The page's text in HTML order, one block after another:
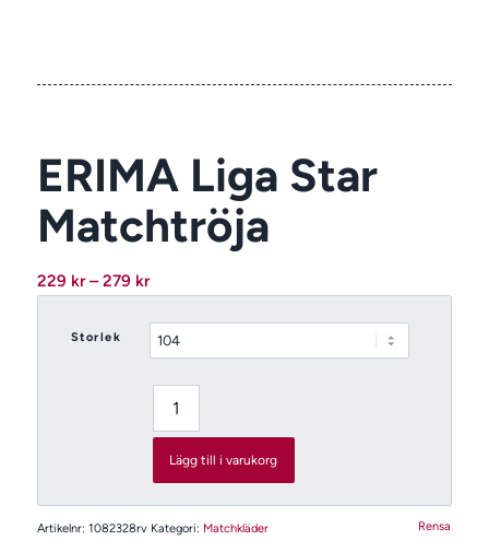
ERIMA Liga Star
Matchtröja
229 kr – 279 krPrisintervall:
till
279 kr
Storlek
Rensa
Lägg till i varukorg
Artikelnr: 1082328rv Kategori: Matchkläder